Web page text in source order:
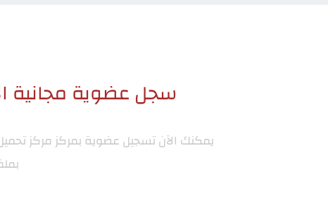
سجل عضوية مجانية
يمكنك الآن تسجيل عضوية بمركزمركز